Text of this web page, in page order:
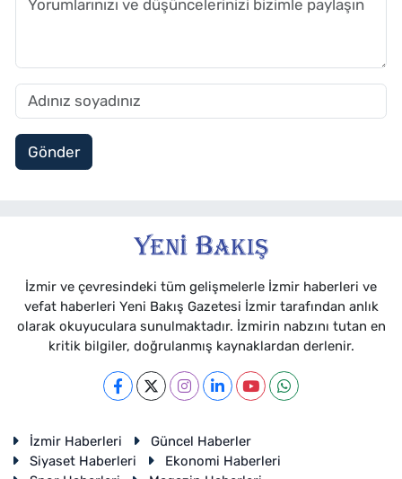
Gönder
İzmir ve çevresindeki tüm gelişmelerle İzmir haberleri ve
vefat haberleri Yeni Bakış Gazetesi İzmir tarafından anlık
olarak okuyuculara sunulmaktadır. İzmirin nabzını tutan en
kritik bilgiler, doğrulanmış kaynaklardan derlenir.
İzmir Haberleri
Güncel Haberler
Siyaset Haberleri
Ekonomi Haberleri